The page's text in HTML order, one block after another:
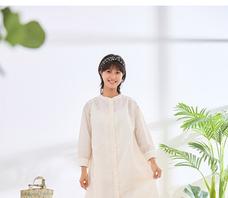
５．嚴禁一人註冊多個帳號或使用他人資訊註冊。若發現惡意使用之情形，
恩沛科技股份有限公司將有權停止該用戶之使用額度並採取法律行動。